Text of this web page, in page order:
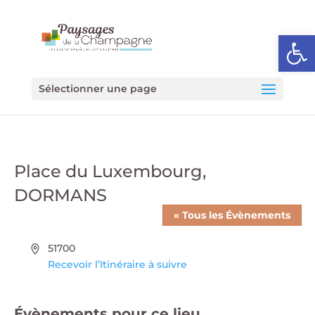
Ouvrir
Sélectionner une page
Place du Luxembourg,
DORMANS
« Tous les Évènements
Adresse
51700
Recevoir l’Itinéraire à suivre